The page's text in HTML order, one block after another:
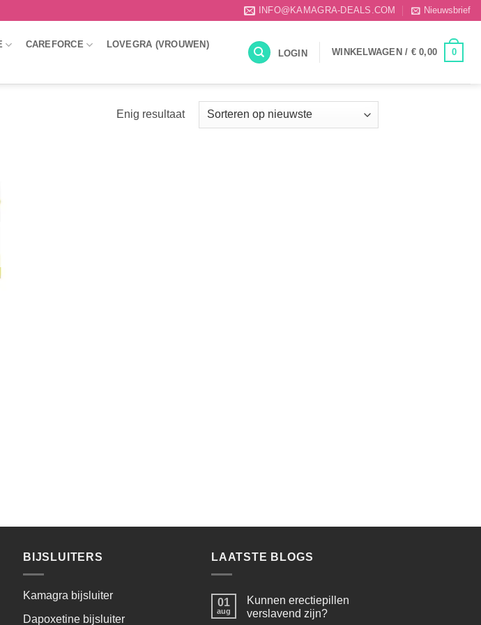
INFO@KAMAGRA-DEALS.COM Nieuwsbrief
CAREFORCE
LOVEGRA (VROUWEN)
LOGIN WINKELWAGEN / €0,00 0
Enig resultaat
BIJSLUITERS
Kamagra bijsluiter
Dapoxetine bijsluiter
LAATSTE BLOGS
01
aug
Kunnen erectiepillen
verslavend zijn?